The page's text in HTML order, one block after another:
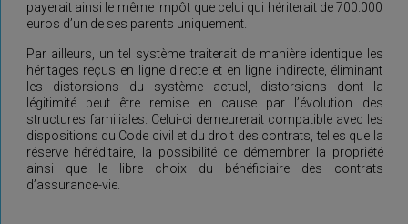
payerait ainsi le même impôt que celui qui hériterait de 700.000
euros d’un de ses parents uniquement.
Par ailleurs, un tel système traiterait de manière identique les
héritages reçus en ligne directe et en ligne indirecte, éliminant
les distorsions du système actuel, distorsions dont la
légitimité peut être remise en cause par l’évolution des
structures familiales. Celui-ci demeurerait compatible avec les
dispositions du Code civil et du droit des contrats, telles que la
réserve héréditaire, la possibilité de démembrer la propriété
ainsi que le libre choix du bénéficiaire des contrats
d’assurance-vie.